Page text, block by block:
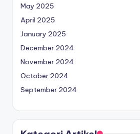
May 2025
April 2025
January 2025
December 2024
November 2024
October 2024
September 2024